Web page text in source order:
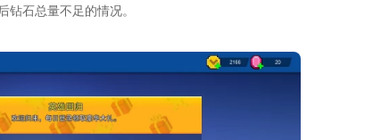
石总量不足的情况。